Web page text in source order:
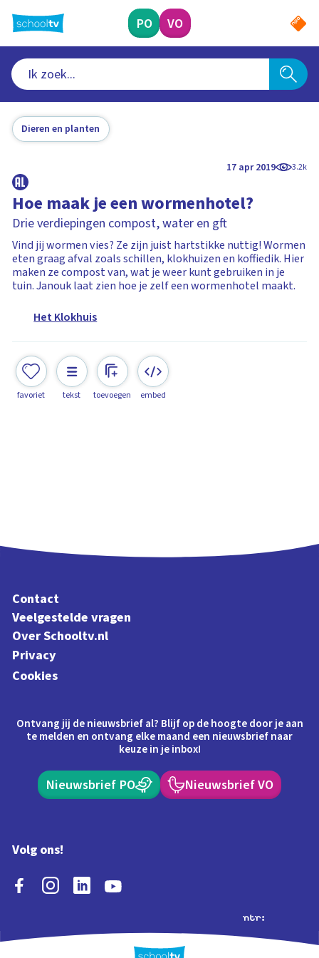
naar
hoofdinhoud
PO VO
Dieren en planten
17 apr 2019 3.2k
Hoe maak je een wormenhotel?
Drie verdiepingen compost, water en gft
Vind jij wormen vies? Ze zijn juist hartstikke nuttig! Wormen
eten graag afval zoals schillen, klokhuizen en koffiedik. Hier
maken ze compost van, wat je weer kunt gebruiken in je
tuin. Janouk laat zien hoe je zelf een wormenhotel maakt.
Het Klokhuis
favoriet tekst toevoegen embed
Contact
Veelgestelde vragen
Over Schooltv.nl
Privacy
Cookies
Ontvang jij de nieuwsbrief al? Blijf op de hoogte door je aan
te melden en ontvang elke maand een nieuwsbrief naar
keuze in je inbox!
Nieuwsbrief PO Nieuwsbrief VO
Volg ons!